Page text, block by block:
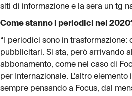
siti di informazione e la sera un tg
Come stanno i periodici nel
“I periodici sono in trasformazione:
pubblicitari. Si sta, però arrivando
abbonamento, come nel caso di
per Internazionale. L’altro
sempre pensando a Focus, dal